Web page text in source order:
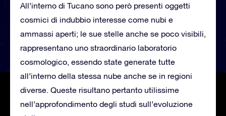
All’interno di Tucano sono però presenti oggetti
cosmici di indubbio interesse come nubi e
ammassi aperti; le sue stelle anche se poco visibili,
rappresentano uno straordinario laboratorio
cosmologico, essendo state generate tutte
all’interno della stessa nube anche se in regioni
diverse. Queste risultano pertanto utilissime
nell’approfondimento degli studi sull’evoluzione